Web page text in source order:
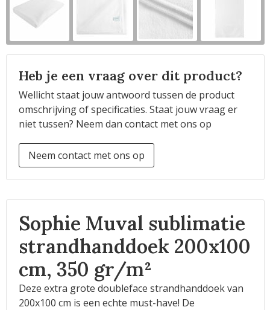
Heb je een vraag over dit product?
Wellicht staat jouw antwoord tussen de product
omschrijving of specificaties. Staat jouw vraag er
niet tussen? Neem dan contact met ons op
Neem contact met ons op
Sophie Muval sublimatie
strandhanddoek 200x100
cm, 350 gr/m²
Deze extra grote doubleface strandhanddoek van
200x100 cm is een echte must-have! De